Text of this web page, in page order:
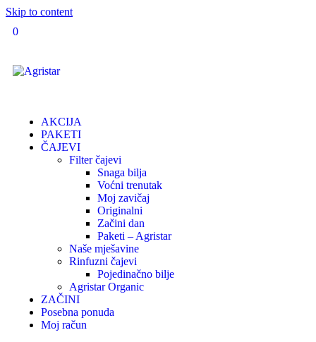
Skip to content
0
AKCIJA
PAKETI
ČAJEVI
Filter čajevi
Snaga bilja
Voćni trenutak
Moj zavičaj
Originalni
Začini dan
Paketi – Agristar
Naše mješavine
Rinfuzni čajevi
Pojedinačno bilje
Agristar Organic
ZAČINI
Posebna ponuda
Moj račun